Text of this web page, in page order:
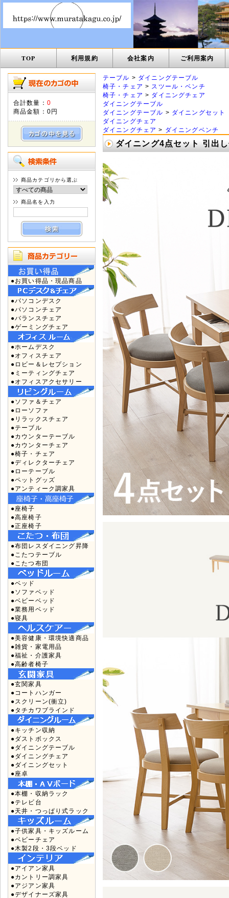
TOP 利用規約 会社案内 ご利用案内
合計数量： 0
商品金額： 0円
商品カテゴリから選ぶ
商品名を入力
●お買い得品・現品商品
●パソコンデスク
●パソコンチェア
●バランスチェア
●ゲーミングチェア
●ホームデスク
●オフィスチェア
●ロビー＆レセプション
●ミーティングチェア
●オフィスアクセサリー
●ソファ＆チェア
●ローソファ
●リラックスチェア
●テーブル
●カウンターテーブル
●カウンターチェア
●椅子・チェア
●ディレクターチェア
●ローテーブル
●ペットグッズ
●アンティーク調家具
●座椅子
●高座椅子
●正座椅子
●布団レスダイニング昇降
●こたつテーブル
●こたつ布団
●ベッド
●ソファベッド
●ベビーベッド
●業務用ベッド
●寝具
●美容健康・環境快適商品
●雑貨・家電用品
●福祉・介護家具
●高齢者椅子
●玄関家具
●コートハンガー
●スクリーン(衝立)
●タチカワブラインド
●キッチン収納
●ダストボックス
●ダイニングテーブル
●ダイニングチェア
●ダイニングセット
●座卓
●本棚・収納ラック
●テレビ台
●天井・つっぱり式ラック
●子供家具・キッズルーム
●ベビーチェア
●木製2段・3段ベッド
●アイアン家具
●カントリー調家具
●アジアン家具
●デザイナーズ家具
テーブル > ダイニングテーブル
椅子・チェア > スツール・ベンチ
椅子・チェア > ダイニングチェア
ダイニングテーブル
ダイニングテーブル > ダイニングセット
ダイニングチェア
ダイニングチェア > ダイニングベンチ
ダイニング4点セット 引出